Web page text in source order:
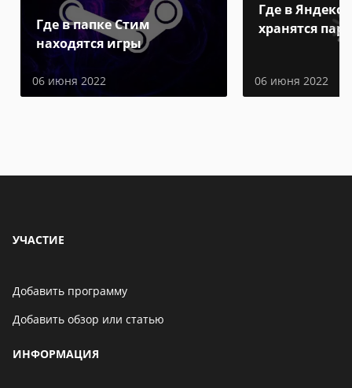
Где в папке Стим
находятся игры
06 июня 2022
Где в Яндекс
хранятся
06 июня 2022
УЧАСТИЕ
Добавить программу
Добавить обзор или статью
ИНФОРМАЦИЯ